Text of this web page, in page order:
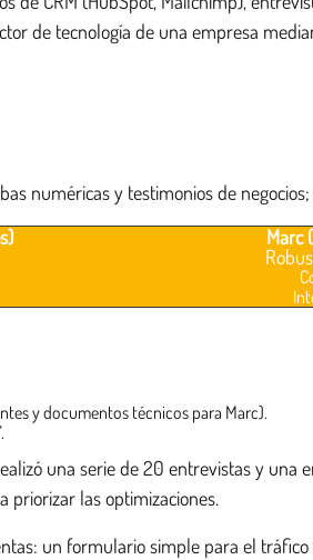
de tecnología de una empresa
numéricas y testimonios de
Marc
y documentos técnicos para Marc).
una serie de 20 entrevistas y
priorizar las optimizaciones.
un formulario simple para el